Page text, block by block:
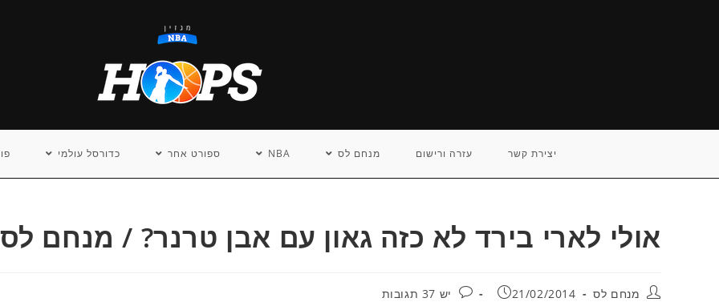
יצירת קשר עזרה ורישום מנחם לס NBA ספורט אחר כדורסל עולמי
אולי לארי בירד לא כזה גאון עם אבן טרנר? / מנחם לס
מחבר:
מנחם לס פורסם:
21/02/2014 תגובות:
יש 37 תגובות